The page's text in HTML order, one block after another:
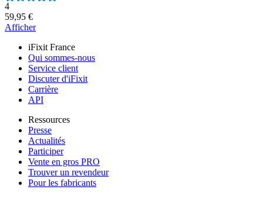
Nombre d'avis :
4
59,95 €
Afficher
iFixit France
Qui sommes-nous
Service client
Discuter d'iFixit
Carrière
API
Ressources
Presse
Actualités
Participer
Vente en gros PRO
Trouver un revendeur
Pour les fabricants